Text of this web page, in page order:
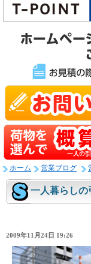
ホーム 営業ブログ
一人暮らしの
2009年11月24日 19:26